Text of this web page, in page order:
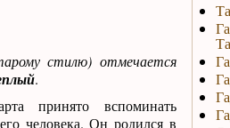
стилю) отмечается
.
принято вспоминать
человека. Он родился в